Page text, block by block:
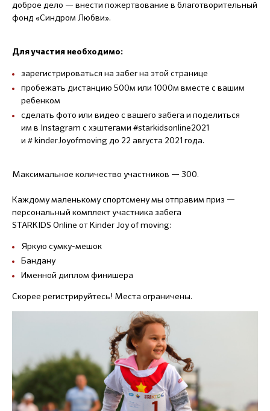
доброе дело — внести пожертвование в благотворительный
фонд «Синдром Любви».
Для участия необходимо:
зарегистрироваться на забег на этой странице
пробежать дистанцию 500м или 1000м вместе с вашим
ребенком
сделать фото или видео с вашего забега и поделиться
им в Instagram с хэштегами #starkidsonline2021
и # kinderJoyofmoving до 22 августа 2021 года.
Максимальное количество участников — 300.
Каждому маленькому спортсмену мы отправим приз —
персональный комплект участника забега
STARKIDS Online от Kinder Joy of moving:
Яркую сумку-мешок
Бандану
Именной диплом финишера
Скорее регистрируйтесь! Места ограничены.